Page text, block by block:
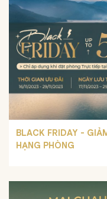
BLACK FRIDAY -
HẠNG PHÒNG